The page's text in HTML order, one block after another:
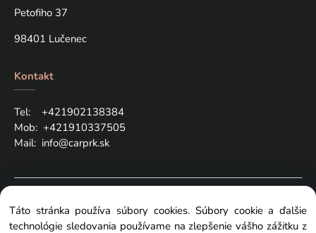
Petofiho 37
98401 Lučenec
Kontakt
Tel: +421902138384
Mob: +421910337505
Mail: info@carprk.sk
Táto stránka používa súbory cookies. Súbory cookie a ďalšie
technológie sledovania používame na zlepšenie vášho zážitku z